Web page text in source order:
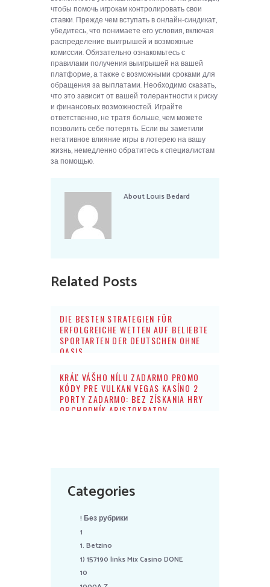
чтобы помочь игрокам контролировать свои
ставки. Прежде чем вступать в онлайн-синдикат,
убедитесь, что понимаете его условия, включая
распределение выигрышей и возможные
комиссии. Обязательно ознакомьтесь с
правилами получения выигрышей на вашей
платформе, а также с возможными сроками для
обращения за выплатами. Необходимо сказать,
что это зависит от вашей толерантности к риску
и финансовых возможностей. Играйте
ответственно, не тратя больше, чем можете
позволить себе потерять. Если вы заметили
негативное влияние игры в лотерею на вашу
жизнь, немедленно обратитесь к специалистам
за помощью.
AboutLouis Bedard
Related Posts
DIE BESTEN STRATEGIEN FÜR
ERFOLGREICHE WETTEN AUF BELIEBTE
SPORTARTEN DER DEUTSCHEN OHNE
OASIS
KRÁĽ VÁŠHO NÍLU ZADARMO PROMO
KÓDY PRE VULKAN VEGAS KASÍNO 2
PORTY ZADARMO: BEZ ZÍSKANIA HRY
OBCHODNÍK ARISTOKRATOV
Categories
! Без рубрики
1
1. Betzino
1) 157190 links Mix Casino DONE
10